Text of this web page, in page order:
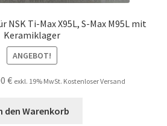
NSK Ti-Max X95L, S-Max M95L mit
Keramiklager
ANGEBOT!
€Aktueller
ist:
exkl. 19% MwSt. Kostenloser Versand
den Warenkorb